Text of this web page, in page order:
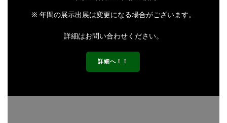
※ 年間の展示出展は変更になる場合がございます。
詳細はお問い合わせください。
詳細へ！！